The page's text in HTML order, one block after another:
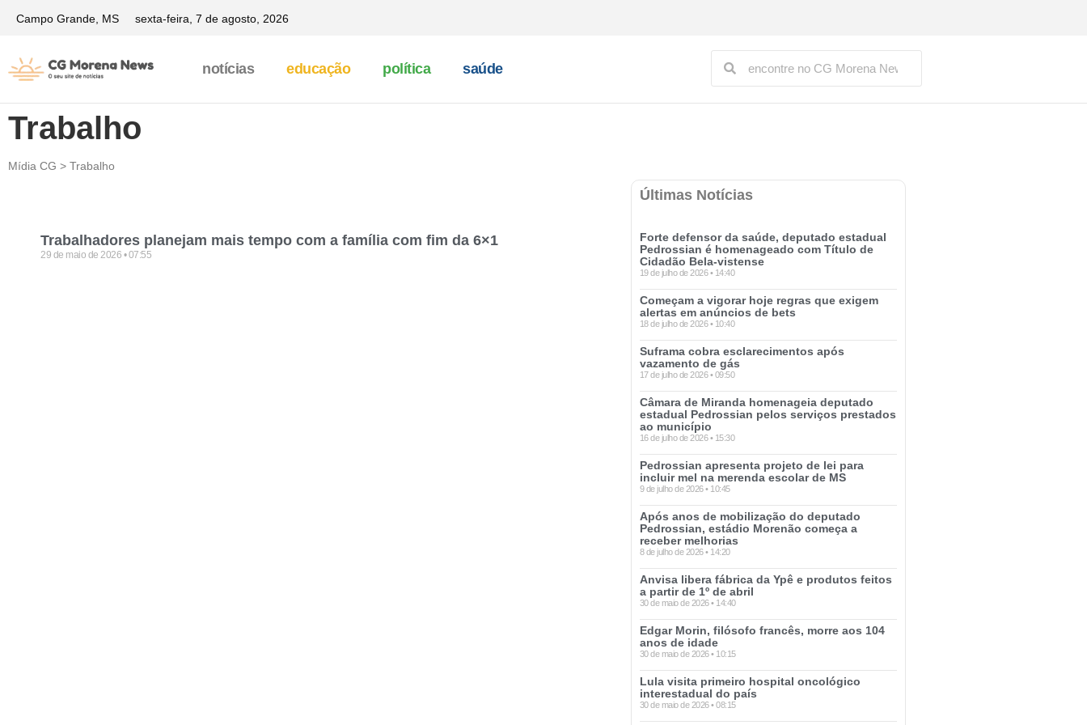
Campo Grande, MS sexta-feira, 7 de agosto, 2026
notícias educação política saúde
Trabalho
Mídia CG > Trabalho
Trabalhadores planejam mais tempo com a família com fim da 6×1
29 de maio de 2026 07:55
Últimas Notícias
Forte defensor da saúde, deputado estadual
Pedrossian é homenageado com Título de
Cidadão Bela-vistense
19 de julho de 2026 14:40
Começam a vigorar hoje regras que exigem
alertas em anúncios de bets
18 de julho de 2026 10:40
Suframa cobra esclarecimentos após
vazamento de gás
17 de julho de 2026 09:50
Câmara de Miranda homenageia deputado
estadual Pedrossian pelos serviços prestados
ao município
16 de julho de 2026 15:30
Pedrossian apresenta projeto de lei para
incluir mel na merenda escolar de MS
9 de julho de 2026 10:45
Após anos de mobilização do deputado
Pedrossian, estádio Morenão começa a
receber melhorias
8 de julho de 2026 14:20
Anvisa libera fábrica da Ypê e produtos feitos
a partir de 1º de abril
30 de maio de 2026 14:40
Edgar Morin, filósofo francês, morre aos 104
anos de idade
30 de maio de 2026 10:15
Lula visita primeiro hospital oncológico
interestadual do país
30 de maio de 2026 08:15